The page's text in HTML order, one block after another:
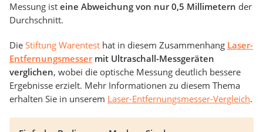
Messung ist eine Abweichung von nur 0,5 Millimetern der
Durchschnitt.
Die Stiftung Warentest hat in diesem Zusammenhang Laser-
Entfernungsmessermit Ultraschall-Messgeräten
verglichen, wobei die optische Messung deutlich bessere
Ergebnisse erzielt. Mehr Informationen zu diesem Thema
erhalten Sie in unserem Laser-Entfernungsmesser-Vergleich.